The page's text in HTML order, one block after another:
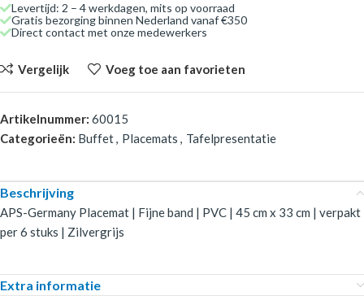
Levertijd: 2 – 4 werkdagen, mits op voorraad
Gratis bezorging binnen Nederland vanaf €350
Direct contact met onze medewerkers
Vergelijk Voeg toe aan favorieten
Artikelnummer: 60015
Categorieën: Buffet, Placemats , Tafelpresentatie
Beschrijving
APS-Germany Placemat | Fijne band | PVC | 45 cm x 33 cm | verpakt
per 6 stuks | Zilvergrijs
Extra informatie